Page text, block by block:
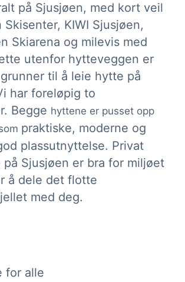
på Sjusjøen, med kort veil
KIWI Sjusjøen,
Skiarena og milevis med
utenfor hytteveggen er
til å leie hytte på
har foreløpig to
Begge hyttene er pusset opp
praktiske, moderne og
plassutnyttelse. Privat
Sjusjøen er bra for miljøet
å dele det flotte
med deg.
for alle